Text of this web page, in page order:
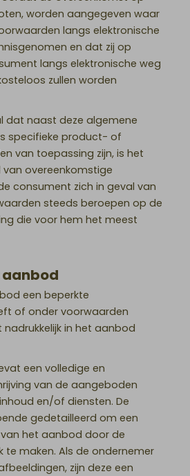
worden aangegeven waar
langs elektronische
en dat zij op
langs elektronische weg
zullen worden
naast deze algemene
specifieke product- of
van toepassing zijn, is het
overeenkomstige
consument zich in geval van
steeds beroepen op de
die voor hem het meest
een beperkte
of onder voorwaarden
in het aanbod
een volledige en
van de aangeboden
en/of diensten. De
gedetailleerd om een
het aanbod door de
te maken. Als de ondernemer
zijn deze een